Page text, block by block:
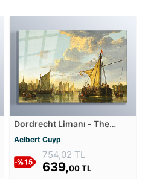
Dordrecht Limanı - The
Tablosu
Aelbert Cuyp
754,02 TL
639,00 TL